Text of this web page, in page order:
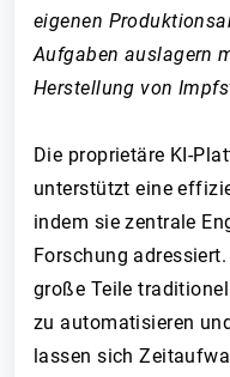
eigenen
Aufgaben auslagern
Herstellung von
Die proprietäre KI-
unterstützt eine
indem sie zentrale
Forschung
große Teile
zu automatisieren
lassen sich